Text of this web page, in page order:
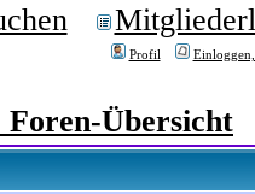
Profil
Foren-Übersicht